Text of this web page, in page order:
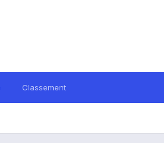
Classement